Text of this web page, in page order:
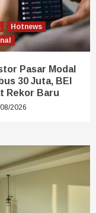
Hotnews
Pasar Modal
30 Juta, BEI
Rekor Baru
2026